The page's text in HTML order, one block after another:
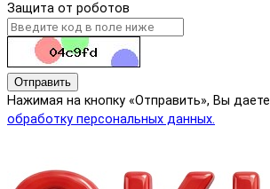
Защита от роботов
Отправить
Нажимая на кнопку «Отправить», Вы даете
обработку персональных данных.